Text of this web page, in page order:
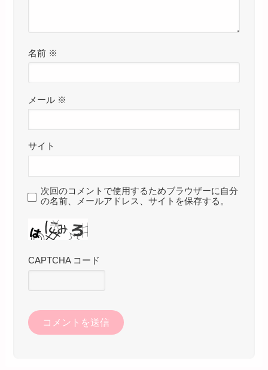
名前 ※
メール ※
サイト
次回のコメントで使用するためブラウザーに自分
の名前、メールアドレス、サイトを保存する。
CAPTCHA コード